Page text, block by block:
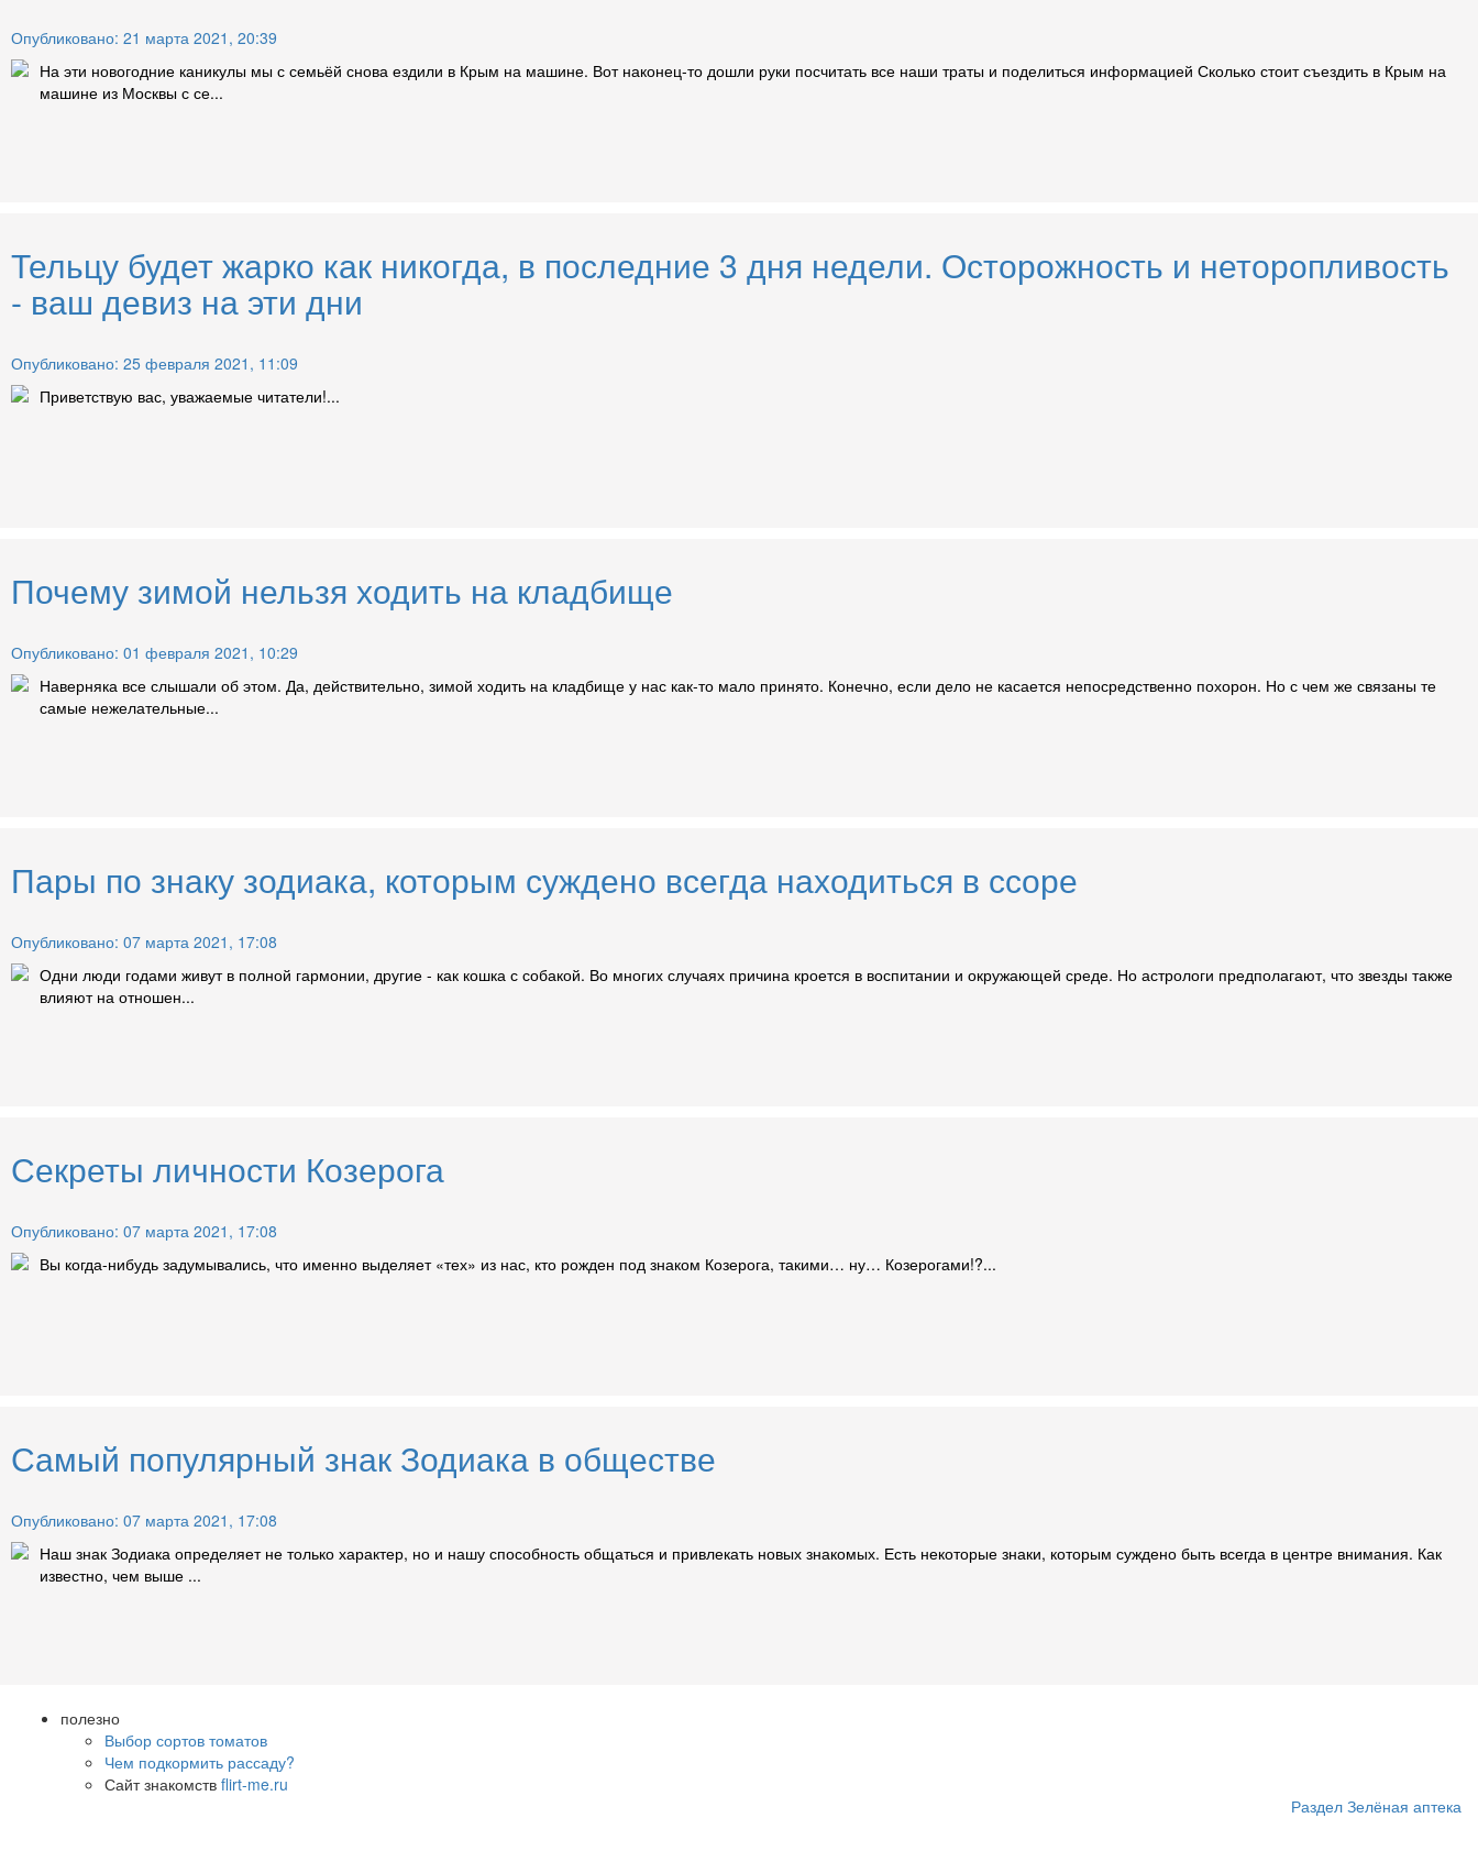
Опубликовано: 21 марта 2021, 20:39
На эти новогодние каникулы мы с семьёй снова ездили в Крым на машине. Вот наконец-то дошли руки посчитать все наши траты и поделиться информацией Сколько стоит съездить в Крым на
машине из Москвы с се...
Тельцу будет жарко как никогда, в последние 3 дня недели. Осторожность и неторопливость
- ваш девиз на эти дни
Опубликовано: 25 февраля 2021, 11:09
Приветствую вас, уважаемые читатели!...
Почему зимой нельзя ходить на кладбище
Опубликовано: 01 февраля 2021, 10:29
Наверняка все слышали об этом. Да, действительно, зимой ходить на кладбище у нас как-то мало принято. Конечно, если дело не касается непосредственно похорон. Но с чем же связаны те
самые нежелательные...
Пары по знаку зодиака, которым суждено всегда находиться в ссоре
Опубликовано: 07 марта 2021, 17:08
Одни люди годами живут в полной гармонии, другие - как кошка с собакой. Во многих случаях причина кроется в воспитании и окружающей среде. Но астрологи предполагают, что звезды также
влияют на отношен...
Секреты личности Козерога
Опубликовано: 07 марта 2021, 17:08
Вы когда-нибудь задумывались, что именно выделяет «тех» из нас, кто рожден под знаком Козерога, такими… ну… Козерогами!?...
Самый популярный знак Зодиака в обществе
Опубликовано: 07 марта 2021, 17:08
Наш знак Зодиака определяет не только характер, но и нашу способность общаться и привлекать новых знакомых. Есть некоторые знаки, которым суждено быть всегда в центре внимания. Как
известно, чем выше ...
полезно
Выбор сортов томатов
Чем подкормить рассаду?
Сайт знакомств flirt-me.ru
Раздел Зелёная аптека